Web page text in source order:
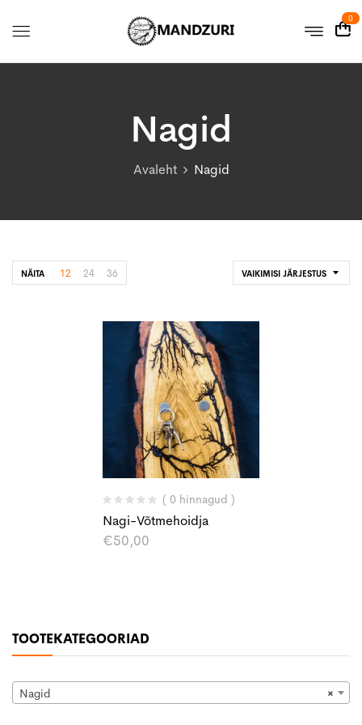
0
Nagid
Avaleht Nagid
TOOTEKATEGOORIAD
×
Nagid
VAIKIMISI JÄRJESTUS
NÄITA 12 24 36
( 0 hinnagud )
Nagi-Võtmehoidja
€50,00